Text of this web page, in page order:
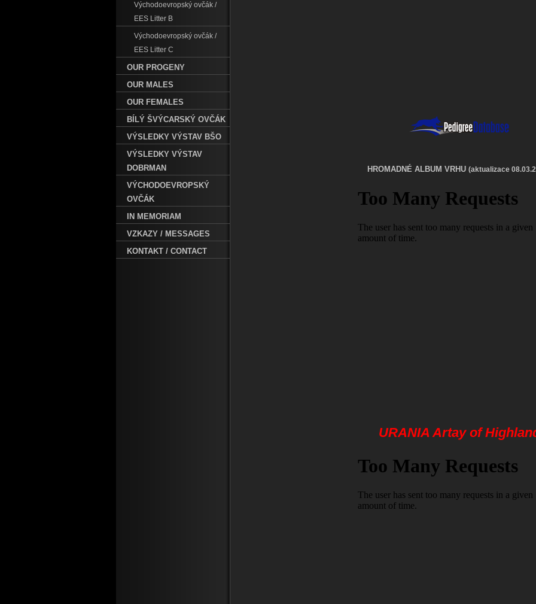
HROMADNÉ ALBUM VRHU (aktualizace
URANIA Artay of
Východoevropský ovčák /
EES Litter B
Východoevropský ovčák /
EES Litter C
OUR PROGENY
OUR MALES
OUR FEMALES
BÍLÝ ŠVÝCARSKÝ OVČÁK
VÝSLEDKY VÝSTAV BŠO
VÝSLEDKY VÝSTAV
DOBRMAN
VÝCHODOEVROPSKÝ
OVČÁK
IN MEMORIAM
VZKAZY / MESSAGES
KONTAKT / CONTACT